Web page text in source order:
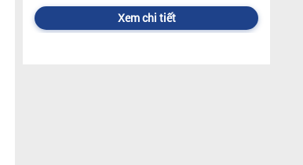
Xem chi tiết